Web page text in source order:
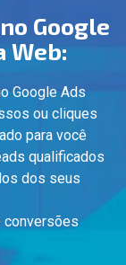
Google
Web:
Google Ads
ou cliques
para você
qualificados
dos seus
conversões